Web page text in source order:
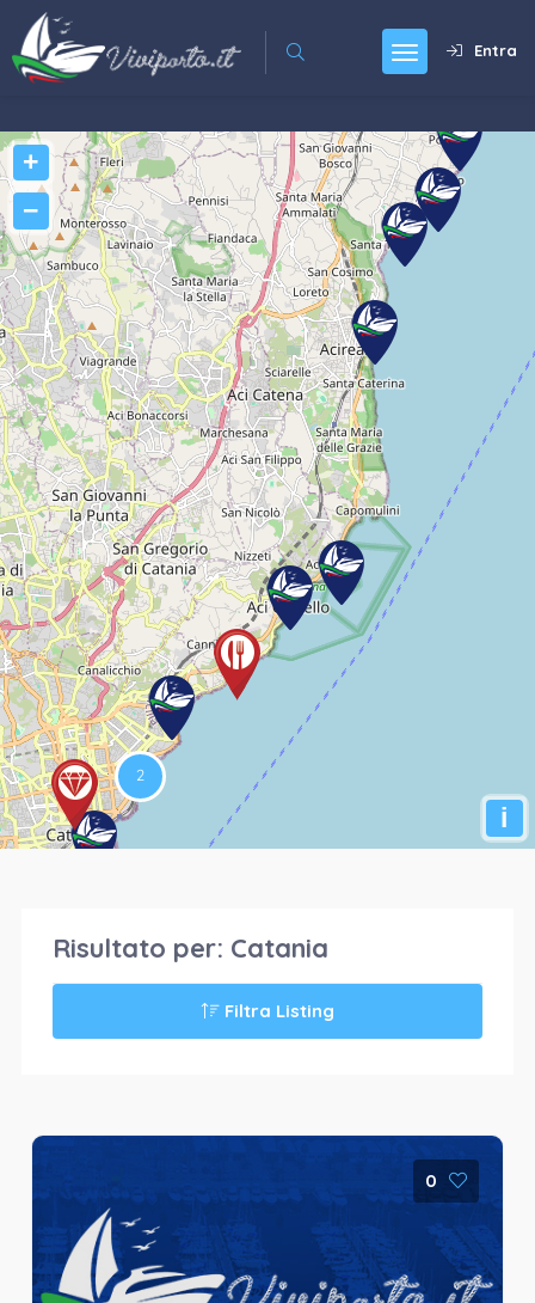
Entra
+
−
i
Risultato per: Catania
Filtra Listing
0